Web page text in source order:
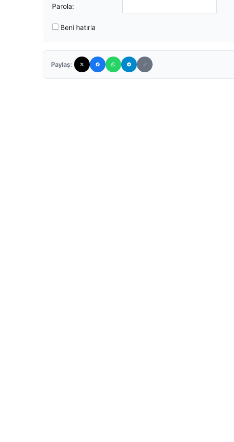
Parola:
Beni hatırla
Paylaş: